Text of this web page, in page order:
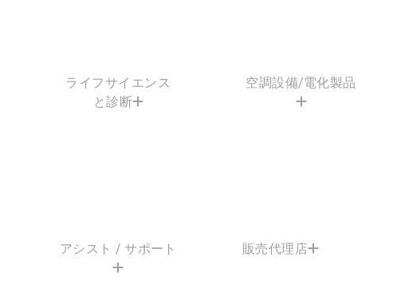
ライフサイエンス
と診断
空調設備/電化製品
アシスト / サポート 販売代理店